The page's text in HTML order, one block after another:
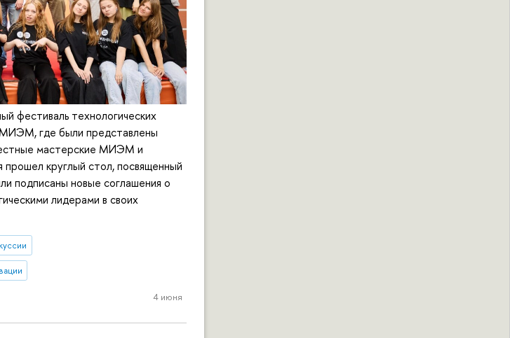
фестиваль технологических
где были представлены
мастерские МИЭМ и
круглый стол, посвященный
подписаны новые соглашения о
лидерами в своих
А.Н. Тихонова 4 июня